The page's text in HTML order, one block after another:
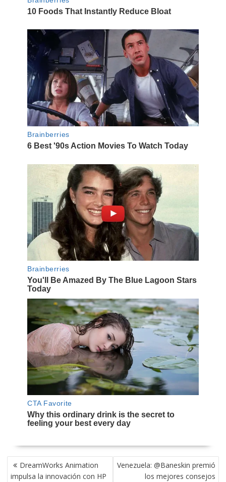
NAVEGACIÓN
DE DreamWorks Animation
impulsa la innovación con HP
Venezuela: @Baneskin premió
los mejores consejos